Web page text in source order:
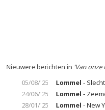
Nieuwere berichten in 'Van onze
05/08/'25
Lommel -
24/06/'25
Lommel -
28/01/'25
Lommel - New